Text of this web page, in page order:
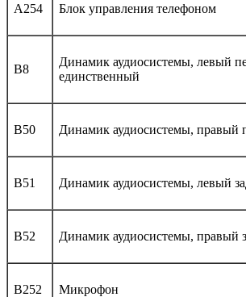
A254 Блок управления телефоном
B8
Динамик аудиосистемы, левый
единственный
B50 Динамик аудиосистемы, правый
B51 Динамик аудиосистемы, левый
B52 Динамик аудиосистемы, правый
B252 Микрофон